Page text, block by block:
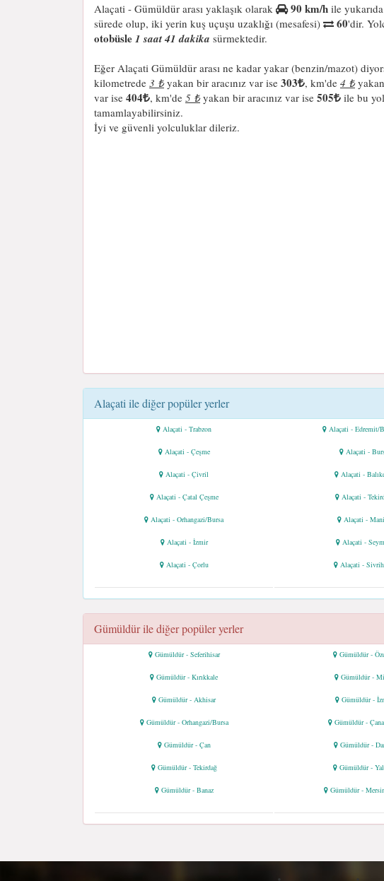
Alaçati - Gümüldür arası yaklaşık olarak 90 km/h ile
sürede olup, iki yerin kuş uçuşu uzaklığı (mesafesi)
60'dir.
otobüsle1 saat 41 dakika sürmektedir.
Eğer Alaçati Gümüldür arası ne kadar yakar (benzin/mazot)
kilometrede 3 ₺yakan bir aracınız var ise 303 , km'de 4 ₺yakan
var ise 404 , km'de 5 ₺yakan bir aracınız var ise 505
ile bu
tamamlayabilirsiniz.
İyi ve güvenli yolculuklar dileriz.
Alaçati ile diğer popüler yerler
Alaçati - Trabzon Alaçati - Edremit/
Alaçati - Çeşme Alaçati -
Alaçati - Çivril Alaçati -
Alaçati - Çatal Çeşme Alaçati -
Alaçati - Orhangazi/Bursa Alaçati -
Alaçati - İzmir Alaçati -
Alaçati - Çorlu Alaçati -
Gümüldür ile diğer popüler yerler
Gümüldür - Seferihisar Gümüldür -
Gümüldür - Kırıkkale Gümüldür -
Gümüldür - Akhisar Gümüldür -
Gümüldür - Orhangazi/Bursa Gümüldür -
Gümüldür - Çan Gümüldür -
Gümüldür - Tekirdağ Gümüldür -
Gümüldür - Banaz Gümüldür -